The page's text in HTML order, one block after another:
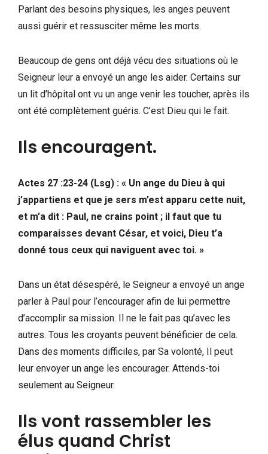
Parlant des besoins physiques, les anges peuvent
aussi guérir et ressusciter même les morts.
Beaucoup de gens ont déjà vécu des situations où le
Seigneur leur a envoyé un ange les aider. Certains sur
un lit d’hôpital ont vu un ange venir les toucher, après ils
ont été complètement guéris. C’est Dieu qui le fait.
Ils encouragent.
Actes 27 :23-24 (Lsg) : « Un ange du Dieu à qui
j’appartiens et que je sers m’est apparu cette nuit,
et m’a dit : Paul, ne crains point ; il faut que tu
comparaisses devant César, et voici, Dieu t’a
donné tous ceux qui naviguent avec toi. »
Dans un état désespéré, le Seigneur a envoyé un ange
parler à Paul pour l’encourager afin de lui permettre
d’accomplir sa mission. Il ne le fait pas qu’avec les
autres. Tous les croyants peuvent bénéficier de cela.
Dans des moments difficiles, par Sa volonté, Il peut
leur envoyer un ange les encourager. Attends-toi
seulement au Seigneur.
Ils vont rassembler les
élus quand Christ